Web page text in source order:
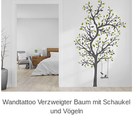
Wandtattoo Verzweigter Baum mit Schaukel
und Vögeln